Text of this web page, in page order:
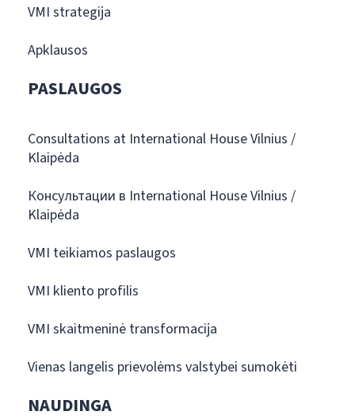
VMI strategija
Apklausos
PASLAUGOS
Consultations at International House Vilnius /
Klaipėda
Консультации в International House Vilnius /
Klaipėda
VMI teikiamos paslaugos
VMI kliento profilis
VMI skaitmeninė transformacija
Vienas langelis prievolėms valstybei sumokėti
NAUDINGA